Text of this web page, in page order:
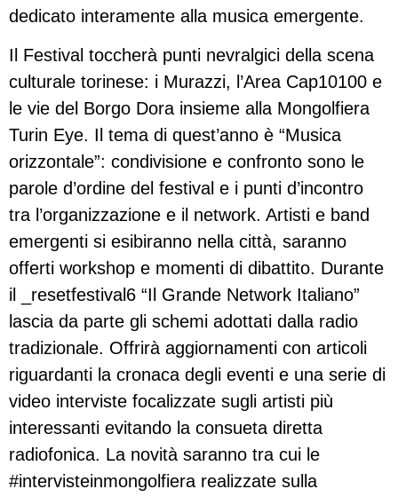
dedicato interamente alla musica emergente.
Il Festival toccherà punti nevralgici della scena
culturale torinese: i Murazzi, l’Area Cap10100 e
le vie del Borgo Dora insieme alla Mongolfiera
Turin Eye. Il tema di quest’anno è “Musica
orizzontale”: condivisione e confronto sono le
parole d’ordine del festival e i punti d’incontro
tra l’organizzazione e il network. Artisti e band
emergenti si esibiranno nella città, saranno
offerti workshop e momenti di dibattito. Durante
il _resetfestival6 “Il Grande Network Italiano”
lascia da parte gli schemi adottati dalla radio
tradizionale. Offrirà aggiornamenti con articoli
riguardanti la cronaca degli eventi e una serie di
video interviste focalizzate sugli artisti più
interessanti evitando la consueta diretta
radiofonica. La novità saranno tra cui le
#intervisteinmongolfiera realizzate sulla